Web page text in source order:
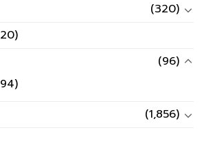
(320)
(96)
(1,856)